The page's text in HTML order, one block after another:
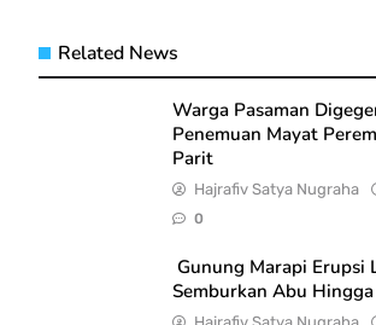
Related News
Warga Pasaman
Penemuan Mayat
Parit
Hajrafiv Satya Nugraha
0
Gunung Marapi Erupsi
Semburkan Abu